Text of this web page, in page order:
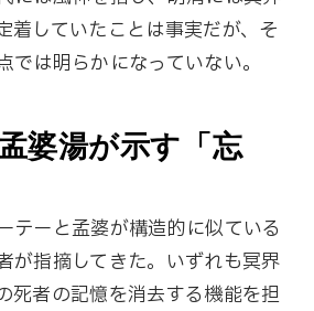
着していたことは事実だが、そ
では明らかになっていない。
婆湯が示す「忘
テーと孟婆が構造的に似ている
が指摘してきた。いずれも冥界
死者の記憶を消去する機能を担